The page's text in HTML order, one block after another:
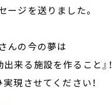
ージを送りました。
んの今の夢は
出来る施設を作ること』！
実現させてください！